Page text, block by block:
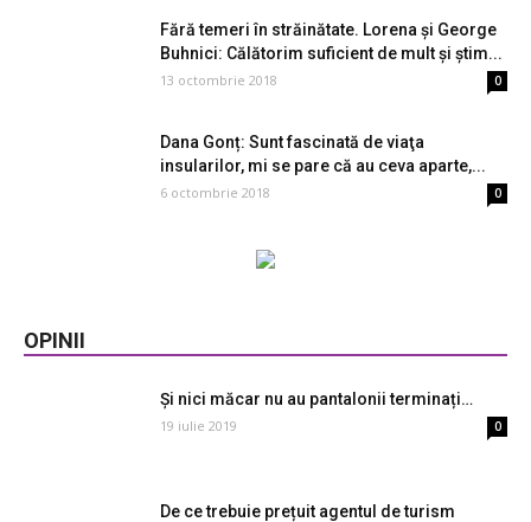
Fără temeri în străinătate. Lorena și George
Buhnici: Călătorim suficient de mult și știm...
13 octombrie 2018 0
Dana Gonț: Sunt fascinată de viaţa
insularilor, mi se pare că au ceva aparte,...
6 octombrie 2018 0
OPINII
Și nici măcar nu au pantalonii terminați…
19 iulie 2019 0
De ce trebuie prețuit agentul de turism